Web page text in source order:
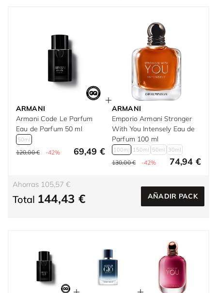
ARMANI
Armani Code Le Parfum
Eau de Parfum 50 ml
50ml
120,00 € -42% 69,49 €
ARMANI
Emporio Armani Stronger
With You Intensely Eau de
Parfum 100 ml
100ml 150ml 50ml 30ml
130,00 € -42% 74,94 €
Ahorras 105,57 €
Total 144,43 € AÑADIR PACK